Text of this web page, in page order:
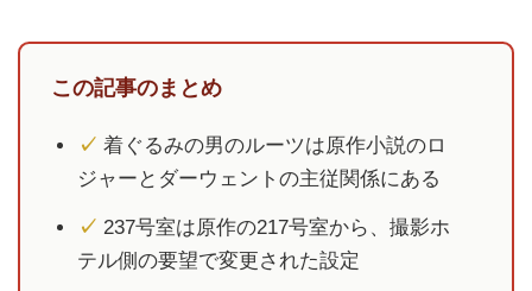
この記事のまとめ
✓ 着ぐるみの男のルーツは原作小説のロ
ジャーとダーウェントの主従関係にある
✓ 237号室は原作の217号室から、撮影ホ
テル側の要望で変更された設定